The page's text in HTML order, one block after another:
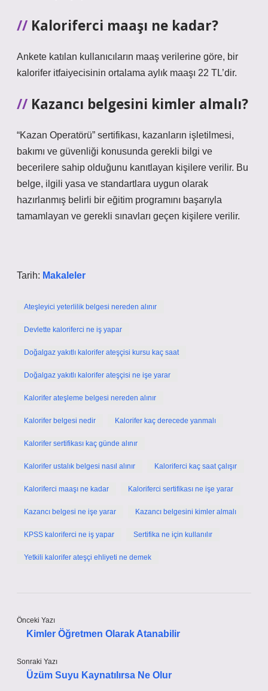
Kaloriferci maaşı ne kadar?
Ankete katılan kullanıcıların maaş verilerine göre, bir
kalorifer itfaiyecisinin ortalama aylık maaşı 22 TL’dir.
Kazancı belgesini kimler almalı?
“Kazan Operatörü” sertifikası, kazanların işletilmesi,
bakımı ve güvenliği konusunda gerekli bilgi ve
becerilere sahip olduğunu kanıtlayan kişilere verilir. Bu
belge, ilgili yasa ve standartlara uygun olarak
hazırlanmış belirli bir eğitim programını başarıyla
tamamlayan ve gerekli sınavları geçen kişilere verilir.
Tarih: Makaleler
Ateşleyici yeterlilik belgesi nereden alınır
Devlette kaloriferci ne iş yapar
Doğalgaz yakıtlı kalorifer ateşçisi kursu kaç saat
Doğalgaz yakıtlı kalorifer ateşçisi ne işe yarar
Kalorifer ateşleme belgesi nereden alınır
Kalorifer belgesi nedir Kalorifer kaç derecede yanmalı
Kalorifer sertifikası kaç günde alınır
Kalorifer ustalık belgesi nasıl alınır Kaloriferci kaç saat çalışır
Kaloriferci maaşı ne kadar Kaloriferci sertifikası ne işe yarar
Kazancı belgesi ne işe yarar Kazancı belgesini kimler almalı
KPSS kaloriferci ne iş yapar Sertifika ne için kullanılır
Yetkili kalorifer ateşçi ehliyeti ne demek
Önceki Yazı
Kimler Öğretmen Olarak Atanabilir
Sonraki Yazı
Üzüm Suyu Kaynatılırsa Ne Olur